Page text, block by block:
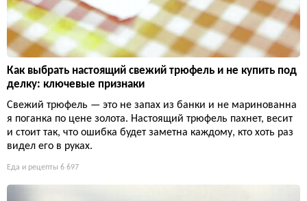
Как выбрать настоящий свежий трюфель и не купить под
делку: ключевые признаки
Свежий трюфель — это не запах из банки и не маринованна
я поганка по цене золота. Настоящий трюфель пахнет, весит
и стоит так, что ошибка будет заметна каждому, кто хоть раз
видел его в руках.
Еда и рецепты 6 697